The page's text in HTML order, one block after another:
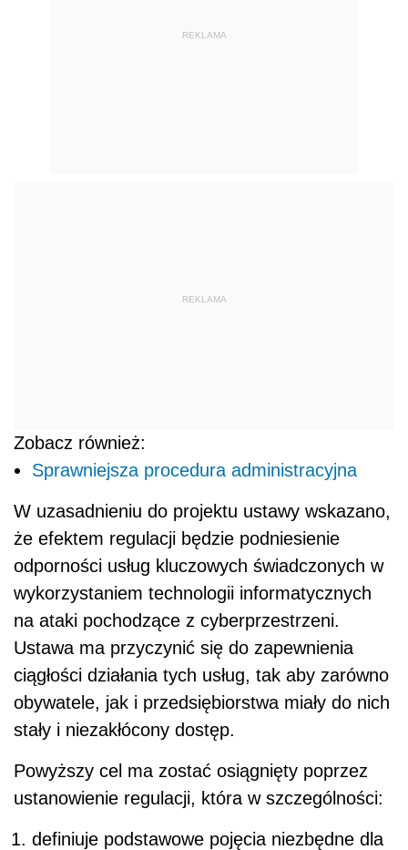
REKLAMA
REKLAMA
Zobacz również:
Sprawniejsza procedura administracyjna
W uzasadnieniu do projektu ustawy wskazano,
że efektem regulacji będzie podniesienie
odporności usług kluczowych świadczonych w
wykorzystaniem technologii informatycznych
na ataki pochodzące z cyberprzestrzeni.
Ustawa ma przyczynić się do zapewnienia
ciągłości działania tych usług, tak aby zarówno
obywatele, jak i przedsiębiorstwa miały do nich
stały i niezakłócony dostęp.
Powyższy cel ma zostać osiągnięty poprzez
ustanowienie regulacji, która w szczególności:
definiuje podstawowe pojęcia niezbędne dla